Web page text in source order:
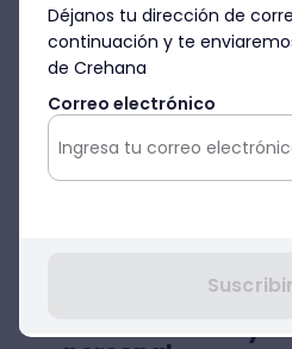
reclutamiento y
Déjanos tu dirección de
continuación y te
de Crehana
Correo electrónico